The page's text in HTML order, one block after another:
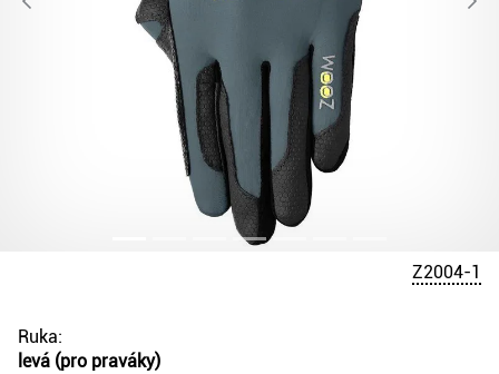
Z2004-1
Ruka:
levá (pro praváky)